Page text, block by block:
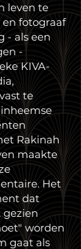
leven te
en fotograaf
- als een
-
KIVA-
te
Rakinah
maakte
Het
dat
gezien
worden
gaat als